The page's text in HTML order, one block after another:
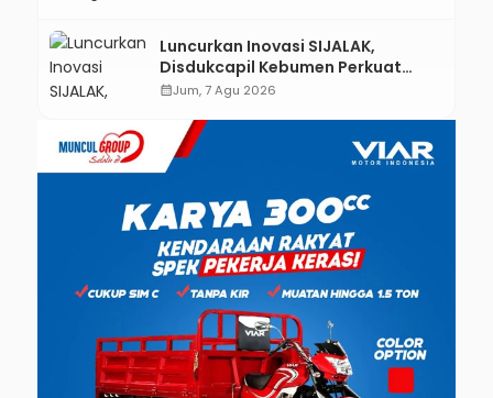
Luncurkan Inovasi SIJALAK,
Disdukcapil Kebumen Perkuat
Jejaring Literasi Adminduk hingga
calendar_monthJum, 7 Agu 2026